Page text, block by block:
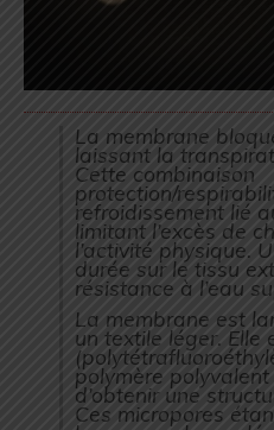
La membrane
laissant la
Cette combinaison
protection/
refroidissement lié
limitant l’excès de
l’activité physique.
durée sur le tissu
résistance à l’eau
La membrane est
un textile léger. Elle
polymère
d’obtenir une
Ces micropores